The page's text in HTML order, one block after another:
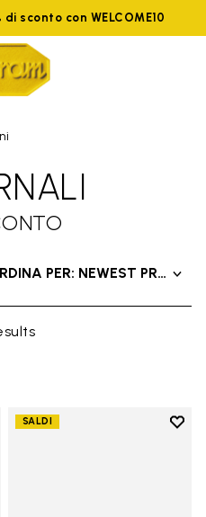
sconto con WELCOME10
PER: NEWEST
to wishlist
SALDI
Add